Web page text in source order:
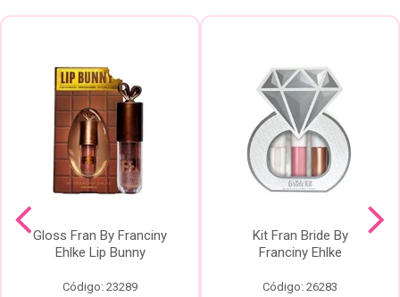
Gloss Fran By Franciny
Ehlke Lip Bunny
Código: 23289
Kit Fran Bride By
Franciny Ehlke
Código: 26283